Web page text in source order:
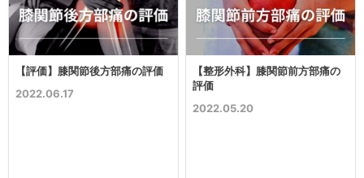
【評価】膝関節後方部痛の評価
2022.06.17
【整形外科】膝関節前方部痛の
評価
2022.05.20